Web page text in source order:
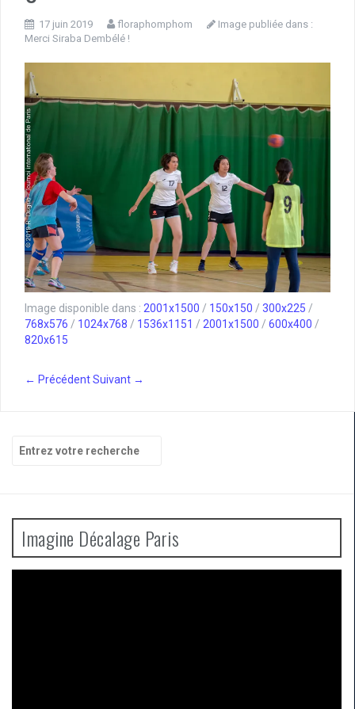
17 juin 2019 floraphomphom
Image publiée dans :
Merci Siraba Dembélé !
Image disponible dans : 2001x1500 / 150x150 / 300x225 /
768x576 / 1024x768 / 1536x1151 / 2001x1500 / 600x400 /
820x615
← PrécédentSuivant →
pour
Imagine Décalage Paris